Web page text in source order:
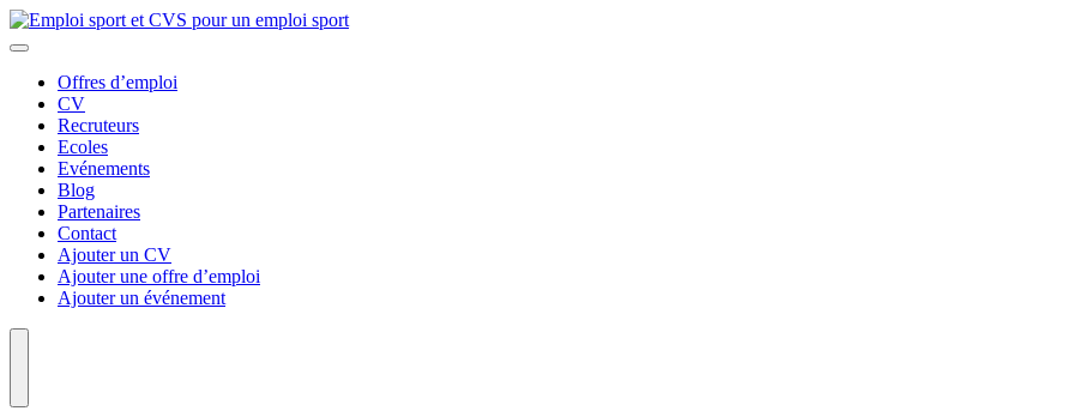
Offres d’emploi
CV
Recruteurs
Ecoles
Evénements
Blog
Partenaires
Contact
Ajouter un CV
Ajouter une offre d’emploi
Ajouter un événement